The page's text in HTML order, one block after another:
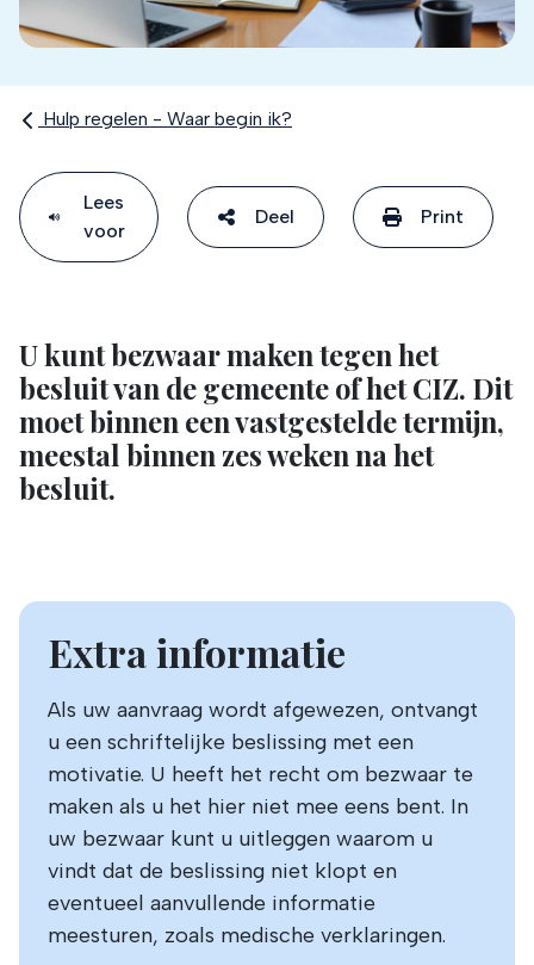
Hulp regelen - Waar begin ik?
Lees
voor
Deel Print
U kunt bezwaar maken tegen het
besluit van de gemeente of het CIZ. Dit
moet binnen een vastgestelde termijn,
meestal binnen zes weken na het
besluit.
Extra informatie
Als uw aanvraag wordt afgewezen, ontvangt
u een schriftelijke beslissing met een
motivatie. U heeft het recht om bezwaar te
maken als u het hier niet mee eens bent. In
uw bezwaar kunt u uitleggen waarom u
vindt dat de beslissing niet klopt en
eventueel aanvullende informatie
meesturen, zoals medische verklaringen.